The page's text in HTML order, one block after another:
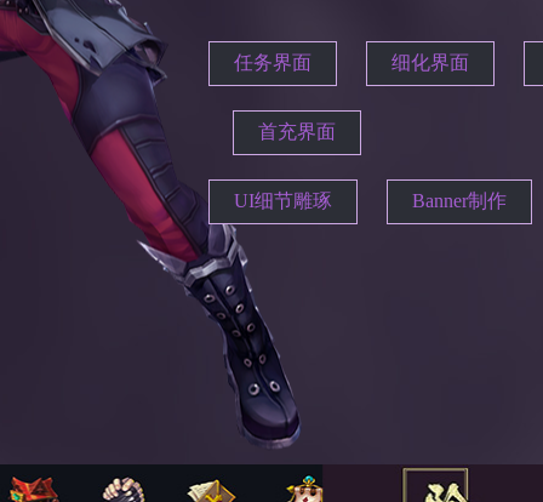
任务界面 细化界面
首充界面
UI细节雕琢 Banner制作